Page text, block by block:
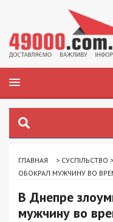
ГЛАВНАЯ > СУСПІЛЬСТВО >
ОБОКРАЛ МУЖЧИНУ ВО
В Днепре
мужчину во